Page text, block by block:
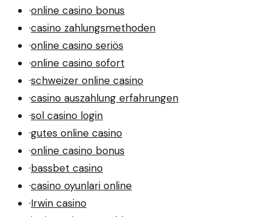
·online casino bonus
·casino zahlungsmethoden
·online casino seriös
·online casino sofort
·schweizer online casino
·casino auszahlung erfahrungen
·sol casino login
·gutes online casino
·online casino bonus
·bassbet casino
·casino oyunlari online
·Irwin casino